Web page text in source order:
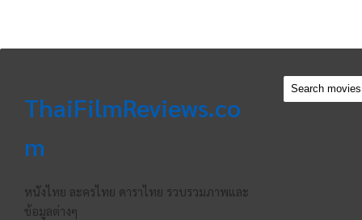
ThaiFilmReviews.co
m
หนังไทย ละครไทย ดาราไทย รวบรวมภาพและ
ข้อมูลต่างๆ